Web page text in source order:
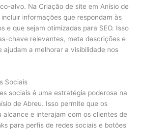
alvo. Na Criação de site em Anísio de
informações que respondam às
e que sejam otimizadas para SEO. Isso
chave relevantes, meta descrições e
ajudam a melhorar a visibilidade nos
Sociais
sociais é uma estratégia poderosa na
de Abreu. Isso permite que os
alcance e interajam com os clientes de
para perfis de redes sociais e botões